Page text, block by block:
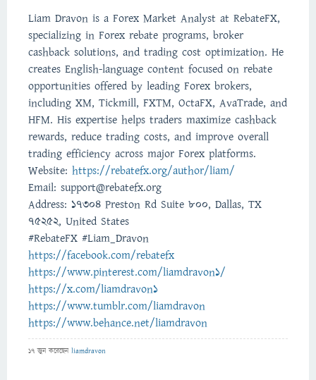
Liam Dravon is a Forex Market Analyst at RebateFX,
specializing in Forex rebate programs, broker
cashback solutions, and trading cost optimization. He
creates English-language content focused on rebate
opportunities offered by leading Forex brokers,
including XM, Tickmill, FXTM, OctaFX, AvaTrade, and
HFM. His expertise helps traders maximize cashback
rewards, reduce trading costs, and improve overall
trading efficiency across major Forex platforms.
Website: https://rebatefx.org/author/liam/
Email: support@rebatefx.org
Address: 17304 Preston Rd Suite 800, Dallas, TX
75252, United States
#RebateFX #Liam_Dravon
https://facebook.com/rebatefx
https://www.pinterest.com/liamdravon1/
https://x.com/liamdravon1
https://www.tumblr.com/liamdravon
https://www.behance.net/liamdravon
17 জুনকরেছেন liamdravon